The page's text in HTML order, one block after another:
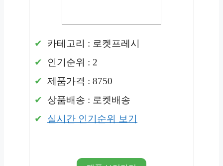
카테고리 : 로켓프레시
인기순위 : 2
제품가격 : 8750
상품배송 : 로켓배송
실시간 인기순위 보기